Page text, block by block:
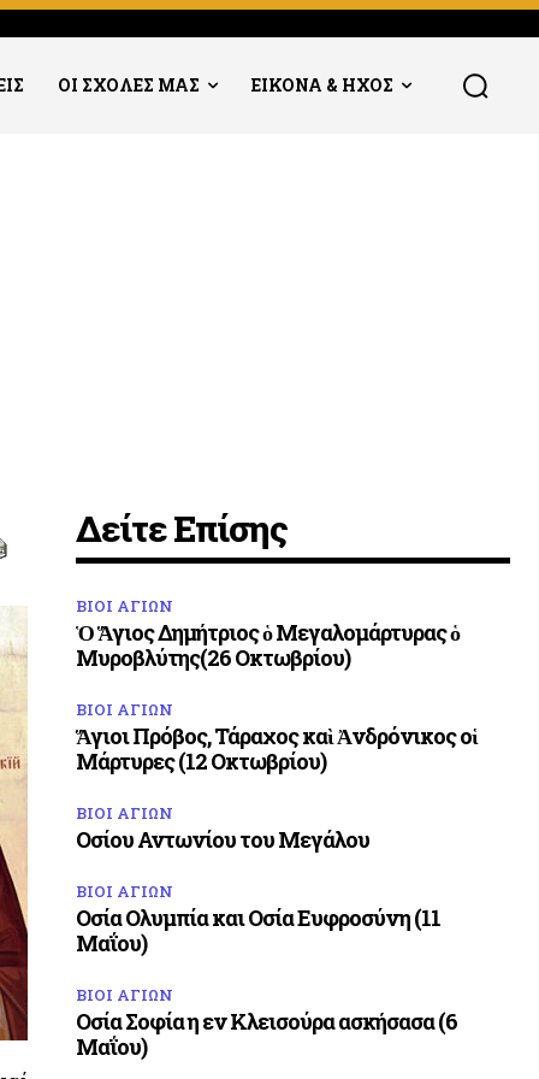
ΟΙ ΣΧΟΛΕΣ ΜΑΣ ΕΙΚΟΝΑ & ΗΧΟΣ
Δείτε Επίσης
ΒΙΟΙ ΑΓΙΩΝ
Ὁ Ἅγιος Δημήτριος ὁ Μεγαλομάρτυρας ὁ
Μυροβλύτης(26 Οκτωβρίου)
ΒΙΟΙ ΑΓΙΩΝ
Ἅγιοι Πρόβος, Τάραχος καὶ Ἀνδρόνικος οἱ
Μάρτυρες (12 Οκτωβρίου)
ΒΙΟΙ ΑΓΙΩΝ
Οσίου Αντωνίου του Μεγάλου
ΒΙΟΙ ΑΓΙΩΝ
Οσία Ολυμπία και Οσία Ευφροσύνη (11
Μαΐου)
ΒΙΟΙ ΑΓΙΩΝ
Οσία Σοφία η εν Κλεισούρα ασκήσασα (6
Μαΐου)